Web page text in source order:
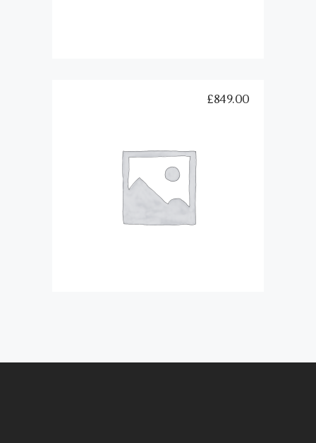
£849.00
Black Urban T-Shirt
Añadir al carrito